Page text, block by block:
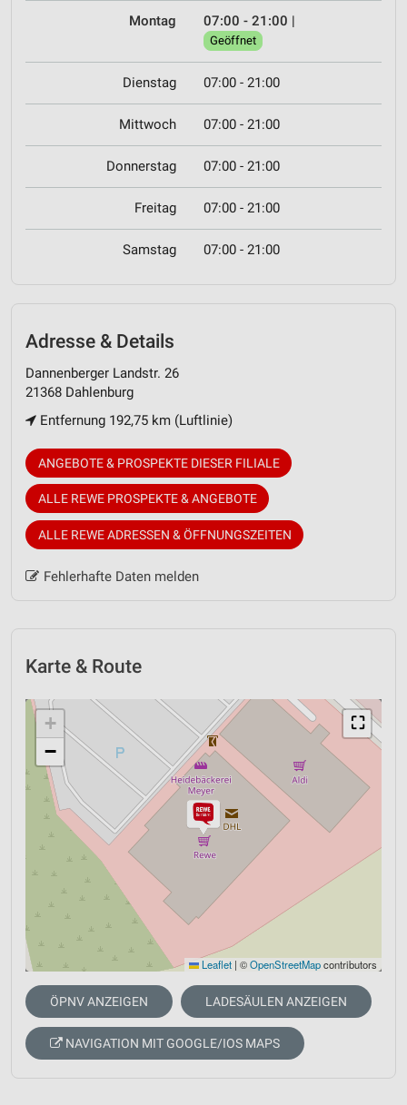
Montag 07:00 - 21:00 |
Geöffnet
Dienstag 07:00 - 21:00
Mittwoch 07:00 - 21:00
Donnerstag 07:00 - 21:00
Freitag 07:00 - 21:00
Samstag 07:00 - 21:00
Adresse & Details
Dannenberger Landstr. 26
21368 Dahlenburg
Entfernung 192,75 km (Luftlinie)
ANGEBOTE & PROSPEKTE DIESER FILIALE
ALLE REWE PROSPEKTE & ANGEBOTE
ALLE REWE ADRESSEN & ÖFFNUNGSZEITEN
Fehlerhafte Daten melden
Karte & Route
⛶
+
−
Leaflet | ©OpenStreetMapcontributors
ÖPNV ANZEIGEN LADESÄULEN ANZEIGEN
NAVIGATION MIT GOOGLE/IOS MAPS